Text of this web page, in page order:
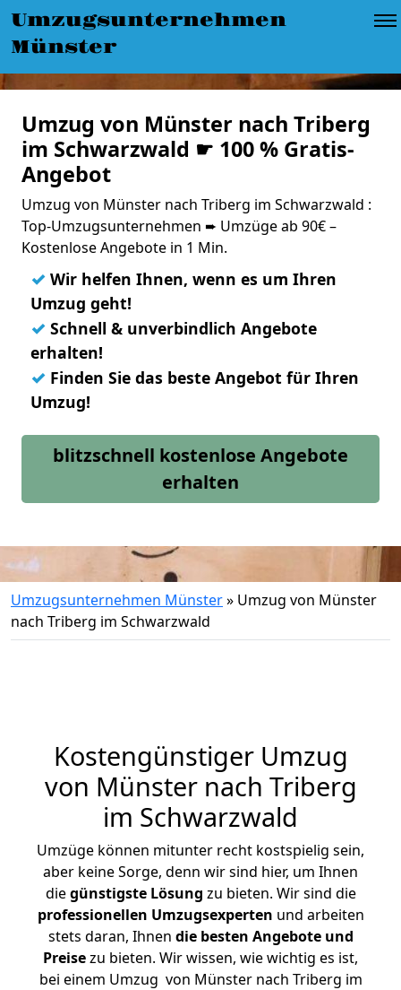
Umzugsunternehmen
Münster
Umzug von Münster nach Triberg
im Schwarzwald ☛ 100 % Gratis-
Angebot
Umzug von Münster nach Triberg im Schwarzwald :
Top-Umzugsunternehmen ➨ Umzüge ab 90€ –
Kostenlose Angebote in 1 Min.
✓ Wir helfen Ihnen, wenn es um Ihren
Umzug geht!
✓ Schnell & unverbindlich Angebote
erhalten!
✓ Finden Sie das beste Angebot für Ihren
Umzug!
blitzschnell kostenlose Angebote
erhalten
Umzugsunternehmen Münster» Umzug von Münster
nach Triberg im Schwarzwald
Kostengünstiger Umzug
von Münster nach Triberg
im Schwarzwald
Umzüge können mitunter recht kostspielig sein,
aber keine Sorge, denn wir sind hier, um Ihnen
diegünstigste Lösung zu bieten. Wir sind die
professionellen Umzugsexperten und arbeiten
stets daran, Ihnen die besten Angebote und
Preisezu bieten. Wir wissen, wie wichtig es ist,
bei einem Umzug von Münster nach Triberg im